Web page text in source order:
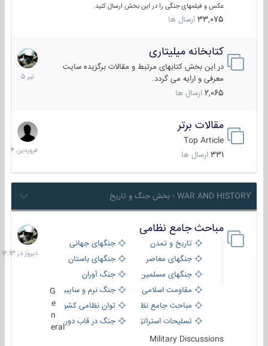
عکس و فیلمهای جنگی را در این بخش ارسال کنید.
33,075 ارسال ها
کتابخانه میلیتاری
در این بخش کتابهای مرتبط و مقالات برگزیده سایت
معرفی و ارایه می گردد.
2,065 ارسال ها
16
تیر
1405
مقالات برتر
Top Article
331 ارسال ها
29
فروردین
1404
WAR AND HISTORY - بخش جنگ و تاریخ
مباحث جامع نظامی
تاریخ و تمدن
جنگهای جهانی
جنگهای معاصر
جنگهای باستان
جنگهای مسلمین
جنگ آوران
مقاومت اسلامی
جنگ نرم و سایبری
مباحث جامع نظامی
توان نظامی کشورها
تسلیحات استراتژیک
جنگ در قاب دوربین
eral
Military Discussions
دیروز
در
12:13